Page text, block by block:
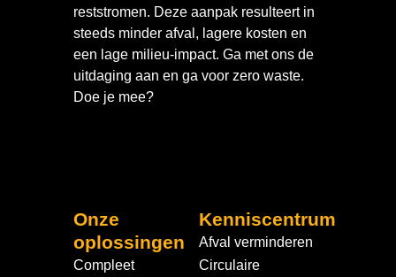
reststromen. Deze aanpak resulteert in
steeds minder afval, lagere kosten en
een lage milieu-impact. Ga met ons de
uitdaging aan en ga voor zero waste.
Doe je mee?
Onze
oplossingen
Compleet
Kenniscentrum
Afval verminderen
Circulaire